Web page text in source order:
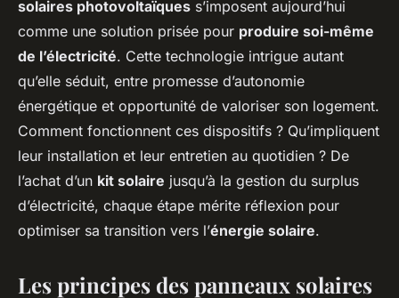
solaires photovoltaïques s’imposent aujourd’hui
comme une solution prisée pour produire soi-même
de l’électricité. Cette technologie intrigue autant
qu’elle séduit, entre promesse d’autonomie
énergétique et opportunité de valoriser son logement.
Comment fonctionnent ces dispositifs ? Qu’impliquent
leur installation et leur entretien au quotidien ? De
l’achat d’un kit solaire jusqu’à la gestion du surplus
d’électricité, chaque étape mérite réflexion pour
optimiser sa transition vers l’énergie solaire.
Les principes des panneaux solaires